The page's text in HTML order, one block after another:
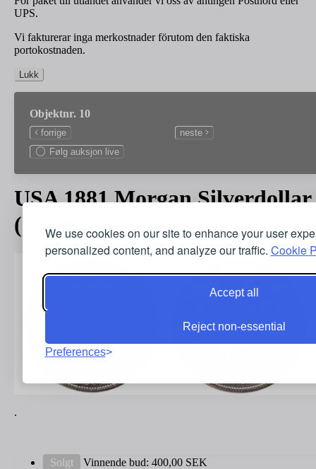
We use cookies on our site to enhance your user
personalized content, and analyze our traffic. Cookie
Accept all
Reject non-essential
Preferences
UPS.
Vi fakturerar inga merkostnader förutom den faktiska
portokostnaden.
Lukk
Objektnr. 10
forrige
neste
Følg auksjon live
USA 1881 Morgan Silverdollar
(S.). Kv 01/0
.
Solgt Vinnende bud: 400,00 SEK